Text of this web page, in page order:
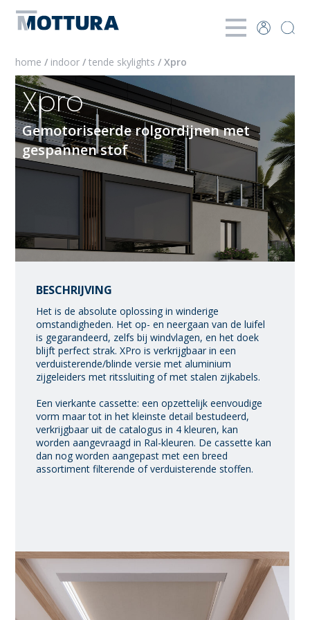
home / indoor/tende skylights/ Xpro
Xpro
Gemotoriseerde rolgordijnen met
gespannen stof
BESCHRIJVING
Het is de absolute oplossing in winderige
omstandigheden. Het op- en neergaan van de luifel
is gegarandeerd, zelfs bij windvlagen, en het doek
blijft perfect strak. XPro is verkrijgbaar in een
verduisterende/blinde versie met aluminium
zijgeleiders met ritssluiting of met stalen zijkabels.
Een vierkante cassette: een opzettelijk eenvoudige
vorm maar tot in het kleinste detail bestudeerd,
verkrijgbaar uit de catalogus in 4 kleuren, kan
worden aangevraagd in Ral-kleuren. De cassette kan
dan nog worden aangepast met een breed
assortiment filterende of verduisterende stoffen.